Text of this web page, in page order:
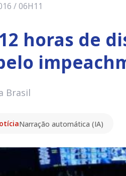
/ 06H11
horas de
Brasil
Narração automática (IA)